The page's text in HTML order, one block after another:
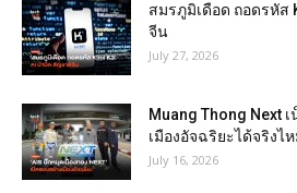
สมรภูมิเดือด ถอดรหัส
จีน
July 27, 2026
Muang Thong Next
เมืองอัจฉริยะได้จริงไ
July 16, 2026